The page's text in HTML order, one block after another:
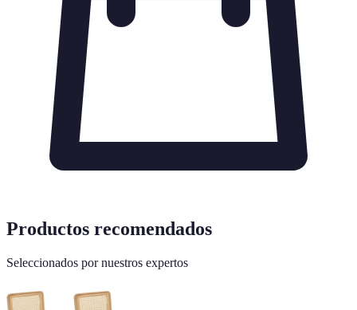
Productos recomendados
Seleccionados por nuestros expertos